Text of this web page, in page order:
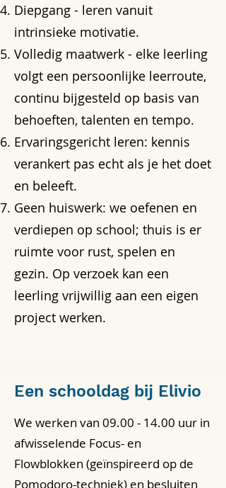
Diepgang - leren vanuit
intrinsieke motivatie.
Volledig maatwerk - elke leerling
volgt een persoonlijke leerroute,
continu bijgesteld op basis van
behoeften, talenten en tempo.
Ervaringsgericht leren: kennis
verankert pas echt als je het doet
en beleeft.
Geen huiswerk: we oefenen en
verdiepen op school; thuis is er
ruimte voor rust, spelen en
gezin. Op verzoek kan een
leerling vrijwillig aan een eigen
project werken.
Een schooldag bij Elivio
We werken van 09.00 - 14.00 uur in
afwisselende Focus- en
Flowblokken (geïnspireerd op de
Pomodoro-techniek) en besluiten